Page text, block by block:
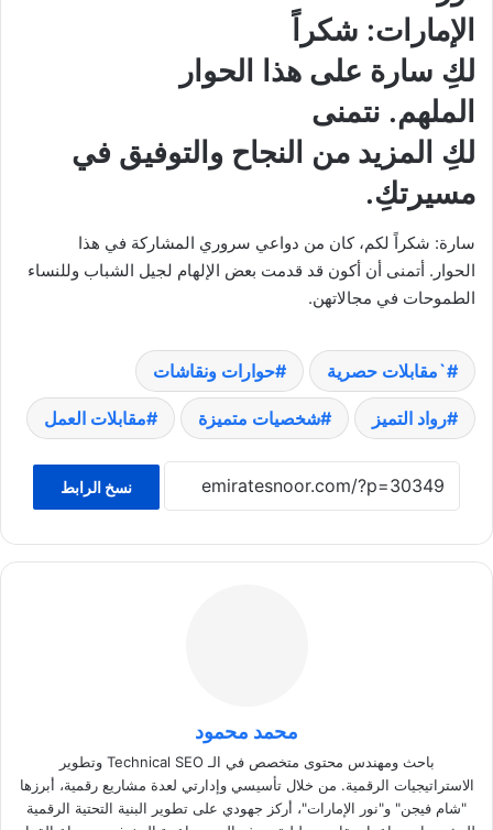
الإمارات: شكراً
لكِ سارة على هذا الحوار
الملهم. نتمنى
لكِ المزيد من النجاح والتوفيق في
مسيرتكِ.
سارة: شكراً لكم، كان من دواعي سروري المشاركة في هذا
الحوار. أتمنى أن أكون قد قدمت بعض الإلهام لجيل الشباب وللنساء
الطموحات في مجالاتهن.
`مقابلات حصرية حوارات ونقاشات
رواد التميز شخصيات متميزة مقابلات العمل
نسخ الرابط
محمد محمود
باحث ومهندس محتوى متخصص في الـ Technical SEO وتطوير
الاستراتيجيات الرقمية. من خلال تأسيسي وإدارتي لعدة مشاريع رقمية، أبرزها
"شام فيجن" و"نور الإمارات"، أركز جهودي على تطوير البنية التحتية الرقمية